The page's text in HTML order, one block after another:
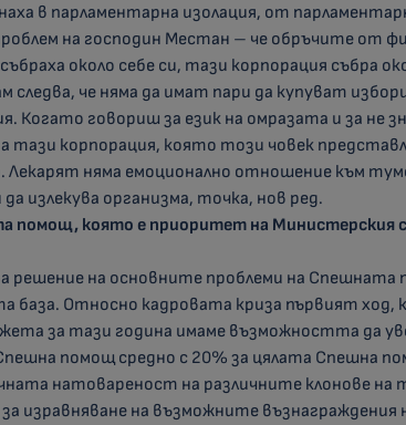
в парламентарна изолация, от
на господин Местан – че обръчите от
около себе си, тази корпорация събра
следва, че няма да имат пари да купуват
Когато говориш за език на омразата и за не
тази корпорация, която този човек
Лекарят няма емоционално отношение към
излекува организма, точка, нов ред.
помощ, която е приоритет на Министерския
на основните проблеми на Спешната
база. Относно кадровата криза първият ход,
за тази година имаме възможността да
помощ средно с 20% за цялата Спешна
натовареност на различните клонове на
изравняване на възможните възнаграждения